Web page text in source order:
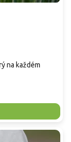
na každém